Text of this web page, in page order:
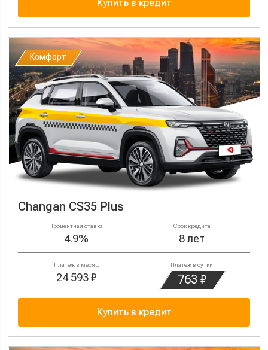
Купить в кредит
Комфорт
Комфорт
Changan CS35 Plus
Процентная ставка
4.9%
Срок кредита
8 лет
Платеж в месяц
24 593 ₽
Платеж в сутки
763 ₽
Купить в кредит